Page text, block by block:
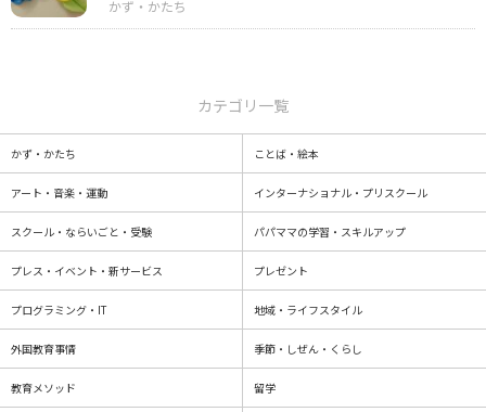
カテゴリ一覧
かず・かたち ことば・絵本
アート・音楽・運動 インターナショナル・プリスクール
スクール・ならいごと・受験 パパママの学習・スキルアップ
プレス・イベント・新サービス プレゼント
プログラミング・IT 地域・ライフスタイル
外国教育事情 季節・しぜん・くらし
教育メソッド 留学